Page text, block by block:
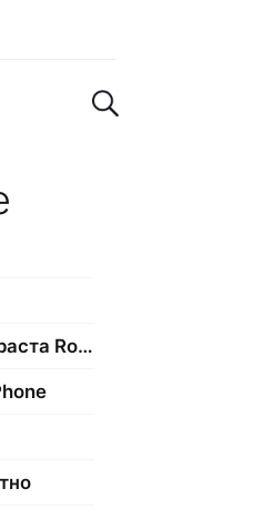
Поиск по сайту
Подтверждение возраста Roblox